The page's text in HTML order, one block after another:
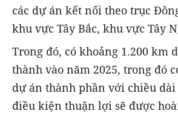
các dự án kết nối theo trục
khu vực Tây Bắc, khu vực Tây
Trong đó, có khoảng 1.200 km
thành vào năm 2025, trong đó
dự án thành phần với chiều dài
điều kiện thuận lợi sẽ được